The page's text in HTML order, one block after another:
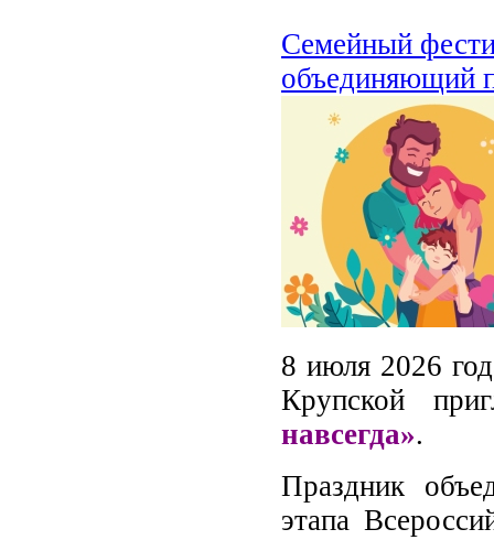
Семейный
объединяющий
8 июля 2026
Крупской
навсегда».
Праздник
этапа